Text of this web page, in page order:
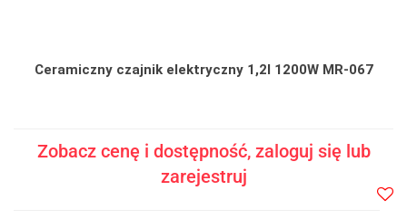
Ceramiczny czajnik elektryczny 1,2l 1200W MR-067
Zobacz cenę i dostępność, zaloguj się lub
zarejestruj